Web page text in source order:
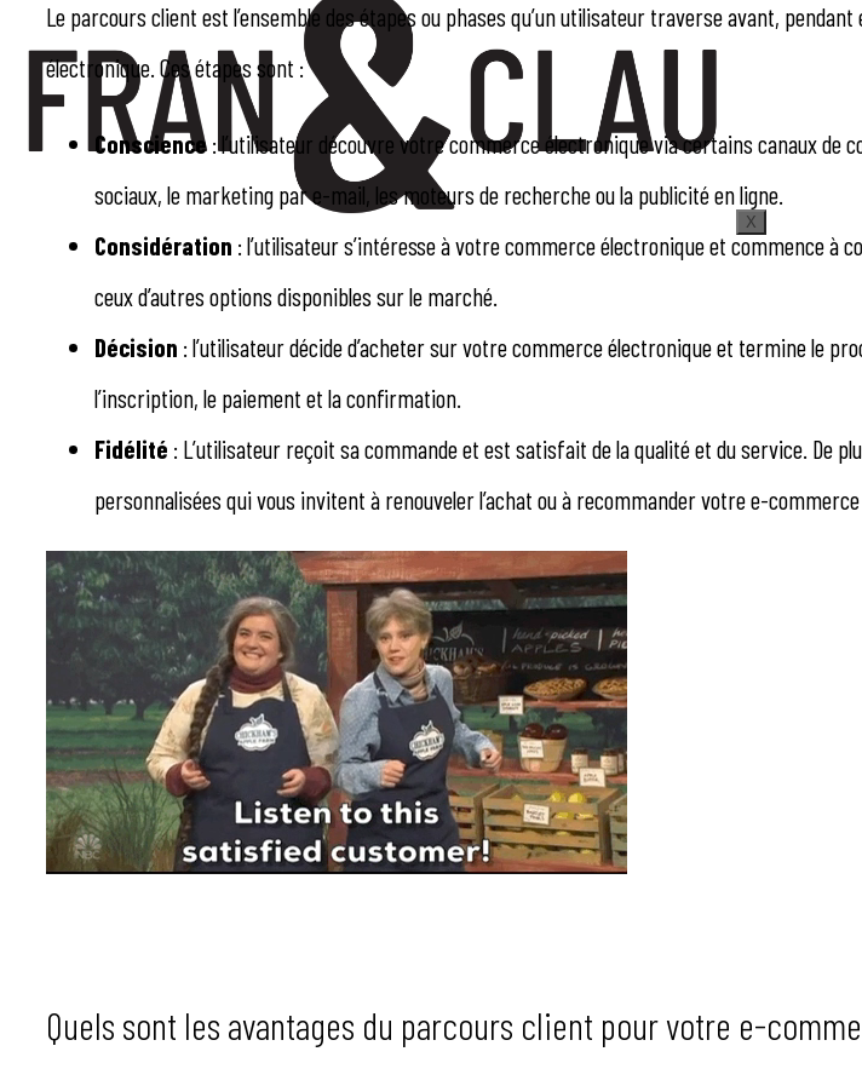
X
Le parcours client est l’ensemble des étapes ou phases qu’un utilisateur traverse avant,
électronique. Ces étapes sont :
Conscience : l’utilisateur découvre votre commerce électronique via certains canaux de
sociaux, le marketing par e-mail, les moteurs de recherche ou la publicité en ligne.
Considération : l’utilisateur s’intéresse à votre commerce électronique et commence à
ceux d’autres options disponibles sur le marché.
Décision : l’utilisateur décide d’acheter sur votre commerce électronique et termine le
l’inscription, le paiement et la confirmation.
Fidélité : L’utilisateur reçoit sa commande et est satisfait de la qualité et du service. De
personnalisées qui vous invitent à renouveler l’achat ou à recommander votre e-
Quels sont les avantages du parcours client pour votre e-